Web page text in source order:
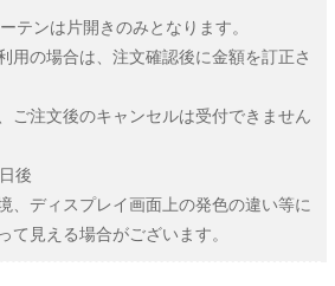
テンは片開きのみとなります。
用の場合は、注文確認後に金額を訂正さ
ご注文後のキャンセルは受付できません
後
、ディスプレイ画面上の発色の違い等に
て見える場合がございます。